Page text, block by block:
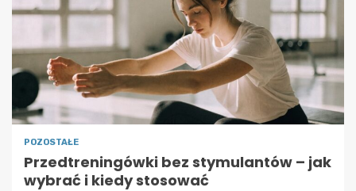
POZOSTAŁE
Przedtreningówki bez stymulantów – jak
wybrać i kiedy stosować